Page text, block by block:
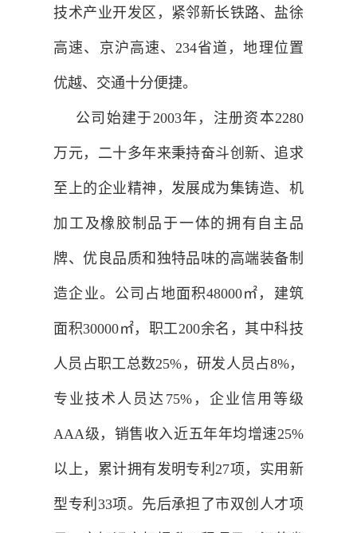
技术产业开发区，紧邻新长铁路、盐徐
高速、京沪高速、234省道，地理位置
优越、交通十分便捷。
公司始建于2003年，注册资本2280
万元，二十多年来秉持奋斗创新、追求
至上的企业精神，发展成为集铸造、机
加工及橡胶制品于一体的拥有自主品
牌、优良品质和独特品味的高端装备制
造企业。公司占地面积48000㎡，建筑
面积30000㎡，职工200余名，其中科技
人员占职工总数25%，研发人员占8%，
专业技术人员达75%，企业信用等级
AAA级，销售收入近五年年均增速25%
以上，累计拥有发明专利27项，实用新
型专利33项。先后承担了市双创人才项